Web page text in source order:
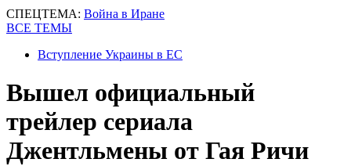
СПЕЦТЕМА: Война в Иране
ВСЕ ТЕМЫ
Вступление Украины в ЕС
Вышел официальный
трейлер сериала
Джентльмены от Гая Ричи